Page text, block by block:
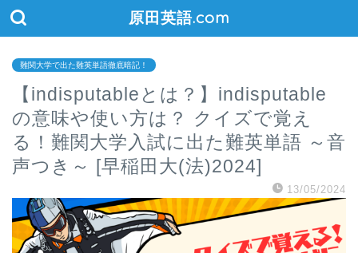
原田英語.com
難関大学で出た難英単語徹底暗記！
【indisputableとは？】indisputable
の意味や使い方は？ クイズで覚え
る！難関大学入試に出た難英単語 ～音
声つき～ [早稲田大(法)2024]
13/05/2024